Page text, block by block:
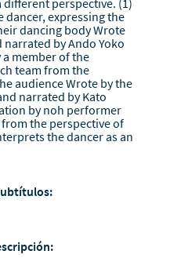
dancer, expressing the
dancing body Wrote
narrated by Ando Yoko
member of the
team from the
audience Wrote by the
narrated by Kato
by noh performer
the perspective of
the dancer as an